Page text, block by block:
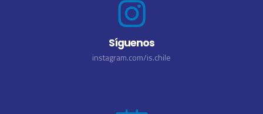
Síguenos
instagram.com/is.chile